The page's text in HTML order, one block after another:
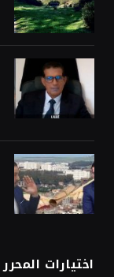
اختيارات المحرر